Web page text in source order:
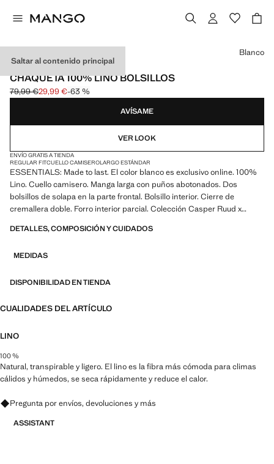
Saltar al contenido principal
ESSENTIALS
CHAQUETA 100% LINO BOLSILLOS
Precio inicial tachado [79,99 € ]
79,99 €
Precio actual [29,99 € ]
29,99 €-63 %
Selecciona un color
Blanco
AVÍSAME
VER LOOK
ENVÍO GRATIS A TIENDA
REGULAR FITCUELLO CAMISEROLARGO ESTÁNDAR
ESSENTIALS: Made to last. El color blanco es exclusivo online. 100%
Lino. Cuello camisero. Manga larga con puños abotonados. Dos
bolsillos de solapa en la parte frontal. Bolsillo interior. Cierre de
cremallera doble. Forro interior parcial. Colección Casper Ruud x
calidad añadiendo nuevas pruebas de resistencia a nuestras prendas.
más durables, versátiles y atemporales
DETALLES, COMPOSICIÓN Y CUIDADOS
MEDIDAS
DISPONIBILIDAD EN TIENDA
CUALIDADES DEL ARTÍCULO
LINO
100 %
Natural, transpirable y ligero. El lino es la fibra más cómoda para climas
cálidos y húmedos, se seca rápidamente y reduce el calor.
Pregunta por envíos, devoluciones y más
ASSISTANT